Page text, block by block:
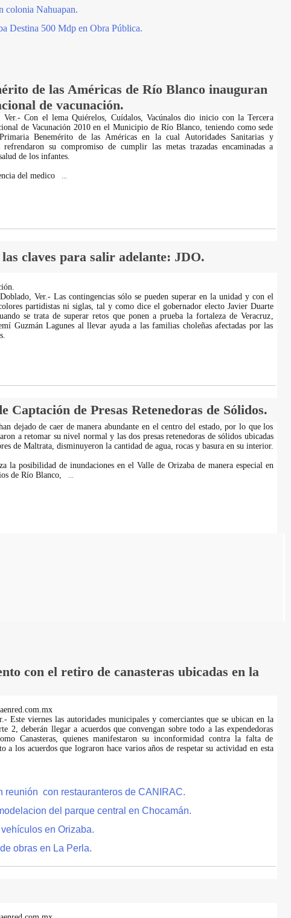
colonia Nahuapan.
Destina 500 Mdp en Obra Pública.
de las Américas de Río Blanco inauguran
de vacunación.
Ver.- Con el lema Quiérelos, Cuídalos, Vacúnalos dio inicio con la Tercera
de Vacunación 2010 en el Municipio de Río Blanco, teniendo como sede
Benemérito de las Américas en la cual Autoridades Sanitarias y
refrendaron su compromiso de cumplir las metas trazadas encaminadas a
de los infantes.
del medico
claves para salir adelante: JDO.
Ver.- Las contingencias sólo se pueden superar en la unidad y con el
partidistas ni siglas, tal y como dice el gobernador electo Javier Duarte
se trata de superar retos que ponen a prueba la fortaleza de Veracruz,
Guzmán Lagunes al llevar ayuda a las familias choleñas afectadas por las
Captación de Presas Retenedoras de Sólidos.
dejado de caer de manera abundante en el centro del estado, por lo que los
a retomar su nivel normal y las dos presas retenedoras de sólidos ubicadas
de Maltrata, disminuyeron la cantidad de agua, rocas y basura en su interior.
la posibilidad de inundaciones en el Valle de Orizaba de manera especial en
de Río Blanco,
con el retiro de canasteras ubicadas en la
Este viernes las autoridades municipales y comerciantes que se ubican en la
2, deberán llegar a acuerdos que convengan sobre todo a las expendedoras
Canasteras, quienes manifestaron su inconformidad contra la falta de
a los acuerdos que lograron hace varios años de respetar su actividad en esta
reunión con restauranteros de CANIRAC.
del parque central en Chocamán.
en Orizaba.
obras en La Perla.